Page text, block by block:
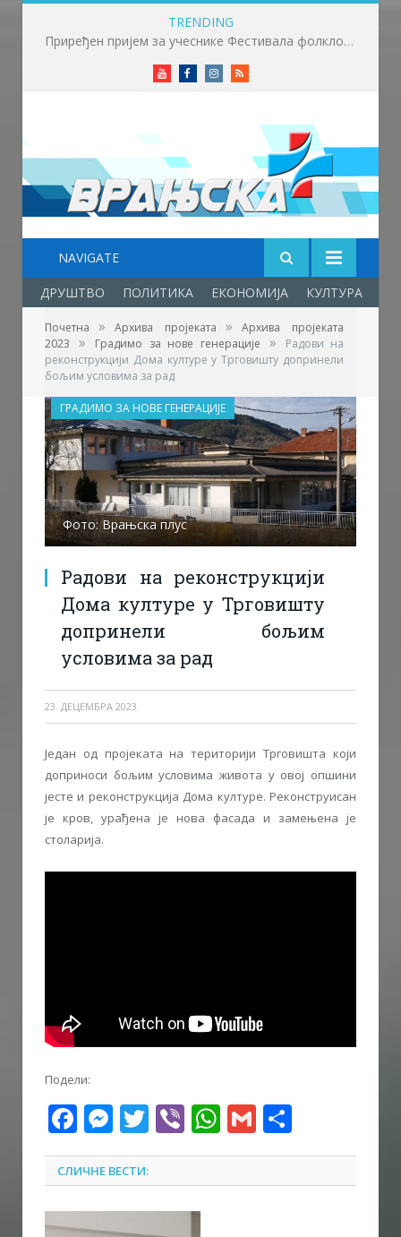
TRENDING
Приређен пријем за учеснике Фестивала фолклора у Врањској Бањи
YoutubeFacebookInstagram
RSS
NAVIGATE
ДРУШТВО ПОЛИТИКА ЕКОНОМИЈА КУЛТУРА
Почетна » Архива пројеката »
Архива пројеката
2023
» Градимо за нове генерације »
Радови на
реконструкцији Дома културе у Трговишту допринели
бољим условима за рад
Фото: Врањска плус
Радови на реконструкцији
Дома културе у Трговишту
допринели бољим
условима за рад
23. ДЕЦЕМБРА 2023.
ГРАДИМО ЗА НОВЕ ГЕНЕРАЦИЈЕ
Један од пројеката на територији Трговишта који
доприноси бољим условима живота у овој опшини
јесте и реконструкција Дома културе. Реконструисан
је кров, урађена је нова фасада и замењена је
столарија.
Подели:
Facebook
Messenger
Twitter
ViberWhatsApp
Gmail
СЛИЧНЕ ВЕСТИ: